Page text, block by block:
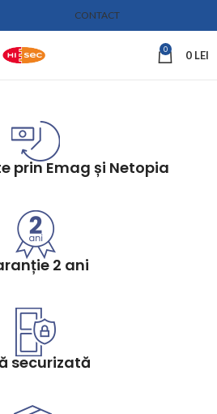
CONTACT
0 0 LEI
prin Emag și Netopia
2 ani
securizată